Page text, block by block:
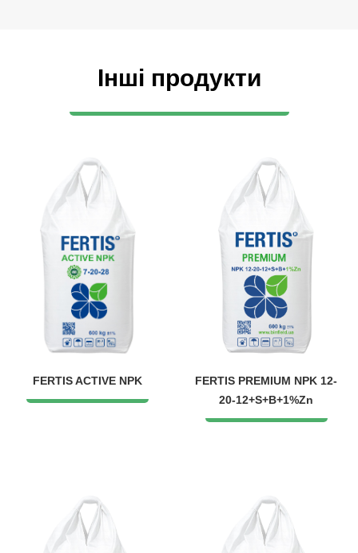
Інші продукти
FERTIS ACTIVE NPK
FERTIS PREMIUM NPK 12-
20-12+S+B+1%Zn